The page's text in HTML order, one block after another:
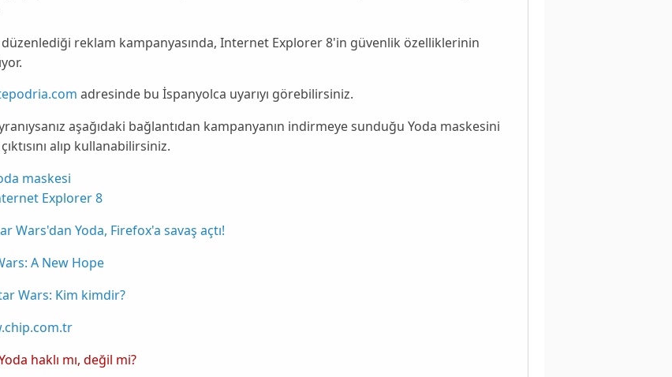
reklam kampanyasında, Internet Explorer 8'in güvenlik özelliklerinin
adresinde bu İspanyolca uyarıyı görebilirsiniz.
aşağıdaki bağlantıdan kampanyanın indirmeye sunduğu Yoda maskesini
alıp kullanabilirsiniz.
maskesi
Explorer 8
Wars'dan Yoda, Firefox'a savaş açtı!
A New Hope
Wars: Kim kimdir?
haklı mı, değil mi?